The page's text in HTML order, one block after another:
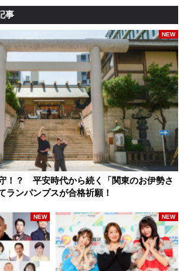
事
！？ 平安時代から続く「関東のお伊勢さ
ランパンプスが合格祈願！
NEW
NEW NEW